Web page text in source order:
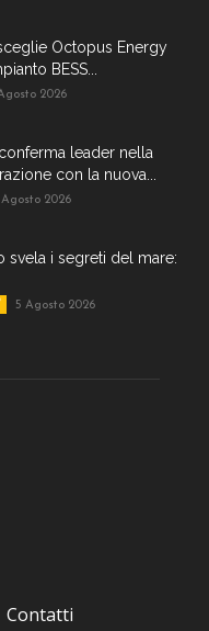
Octopus Energy
BESS...
2026
leader nella
con la nuova...
Agosto 2026
svela i segreti del mare:
5 Agosto 2026
Contatti